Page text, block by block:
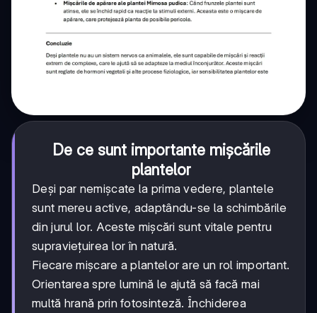
De ce sunt importante mișcările
plantelor
Deși par nemișcate la prima vedere, plantele
sunt mereu active, adaptându-se la schimbările
din jurul lor. Aceste mișcări sunt vitale pentru
supraviețuirea lor în natură.
Fiecare mișcare a plantelor are un rol important.
Orientarea spre lumină le ajută să facă mai
multă hrană prin fotosinteză. Închiderea